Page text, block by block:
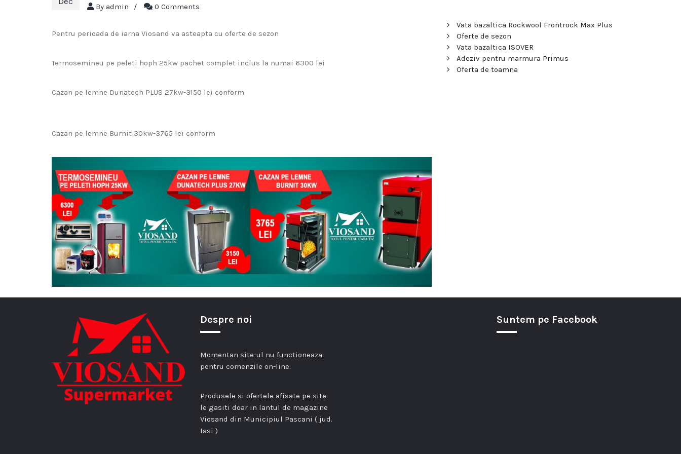
By admin / 0 Comments
Pentru perioada de iarna Viosand va asteapta cu oferte de sezon
Termosemineu pe peleti hoph 25kw pachet complet inclus la numai 6300 lei
Cazan pe lemne Dunatech PLUS 27kw-3150 lei conform
Cazan pe lemne Burnit 30kw-3765 lei conform
Vata bazaltica Rockwool Frontrock Max Plus
Oferte de sezon
Vata bazaltica ISOVER
Adeziv pentru marmura Primus
Oferta de toamna
Despre noi
Momentan site-ul nu functioneaza
pentru comenzile on-line.
Produsele si ofertele afisate pe site
le gasiti doar in lantul de magazine
Viosand din Municipiul Pascani ( jud.
Iasi )
Suntem pe Facebook